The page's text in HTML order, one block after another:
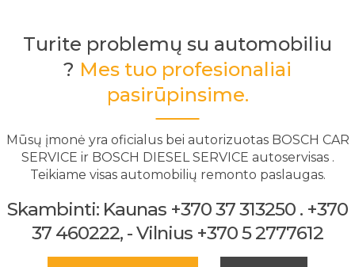
Turite problemų su automobiliu
? Mes tuo profesionaliai
pasirūpinsime.
Mūsų įmonė yra oficialus bei autorizuotas BOSCH CAR
SERVICE ir BOSCH DIESEL SERVICE autoservisas .
Teikiame visas automobilių remonto paslaugas.
Skambinti: Kaunas +370 37 313250 . +370
37 460222, - Vilnius +370 5 2777612